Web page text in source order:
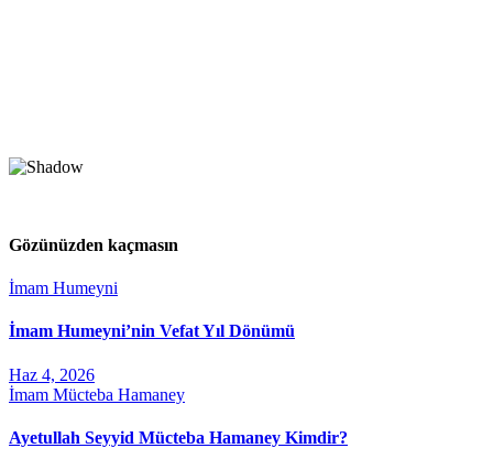
Gözünüzden kaçmasın
İmam Humeyni
İmam Humeyni’nin Vefat Yıl Dönümü
Haz 4, 2026
İmam Mücteba Hamaney
Ayetullah Seyyid Mücteba Hamaney Kimdir?